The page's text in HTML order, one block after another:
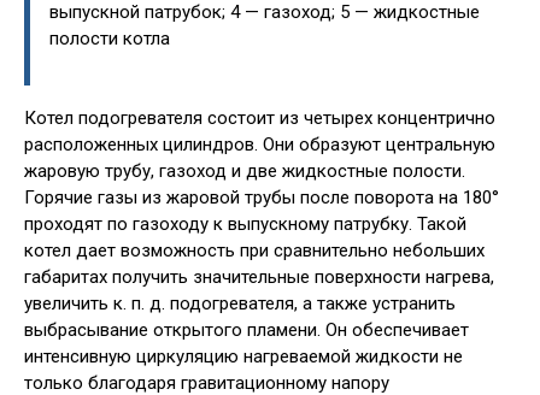
выпускной патрубок; 4 — газоход; 5 — жидкостные
полости котла
Котел подогревателя состоит из четырех концентрично
расположенных цилиндров. Они образуют центральную
жаровую трубу, газоход и две жидкостные полости.
Горячие газы из жаровой трубы после поворота на 180°
проходят по газоходу к выпускному патрубку. Такой
котел дает возможность при сравнительно небольших
габаритах получить значительные поверхности нагрева,
увеличить к. п. д. подогревателя, а также устранить
выбрасывание открытого пламени. Он обеспечивает
интенсивную циркуляцию нагреваемой жидкости не
только благодаря гравитационному напору